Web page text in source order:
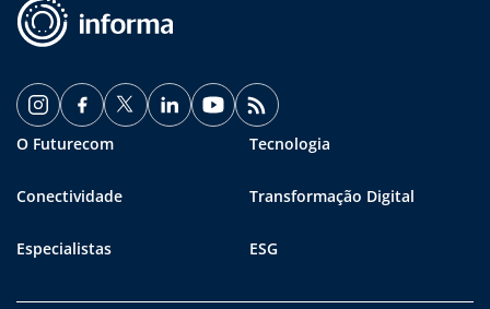
O Futurecom Tecnologia
Conectividade Transformação Digital
Especialistas ESG